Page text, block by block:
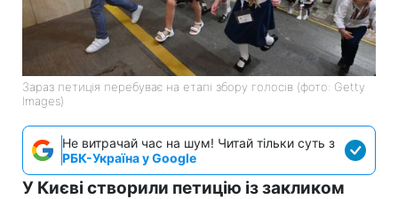
Зараз петиція перебуває на етапі збору голосів (фото: Getty
Images)
Не витрачай час на шум! Читай тільки суть з
РБК-Україна у Google
У Києві створили петицію із закликом